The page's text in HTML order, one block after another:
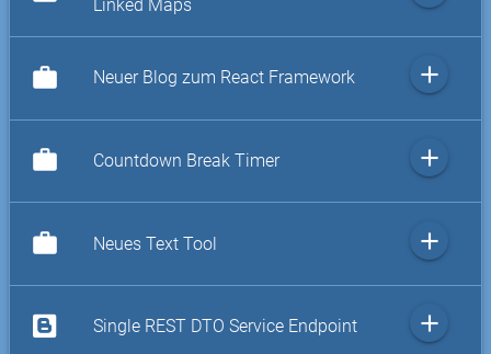
Linked Maps
work Neuer Blog zum React Framework add
work Countdown Break Timer add
work Neues Text Tool add
Single REST DTO Service Endpoint add